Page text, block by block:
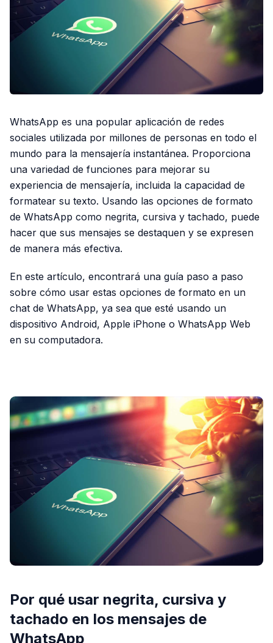
WhatsApp es una popular aplicación de redes
sociales utilizada por millones de personas en todo el
mundo para la mensajería instantánea. Proporciona
una variedad de funciones para mejorar su
experiencia de mensajería, incluida la capacidad de
formatear su texto. Usando las opciones de formato
de WhatsApp como negrita, cursiva y tachado, puede
hacer que sus mensajes se destaquen y se expresen
de manera más efectiva.
En este artículo, encontrará una guía paso a paso
sobre cómo usar estas opciones de formato en un
chat de WhatsApp, ya sea que esté usando un
dispositivo Android, Apple iPhone o WhatsApp Web
en su computadora.
Por qué usar negrita, cursiva y
tachado en los mensajes de
WhatsApp